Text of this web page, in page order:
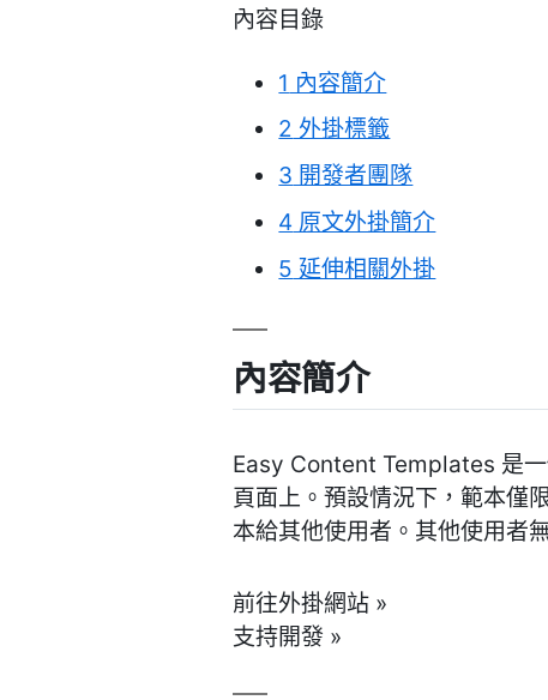
內容目錄
1 內容簡介
2 外掛標籤
3 開發者團隊
4 原文外掛簡介
5 延伸相關外掛
內容簡介
Easy Content Templates 是
頁面上。預設情況下，範本僅
本給其他使用者。其他使用者
前往外掛網站 »
支持開發 »